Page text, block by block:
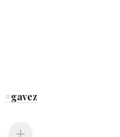
#gavez